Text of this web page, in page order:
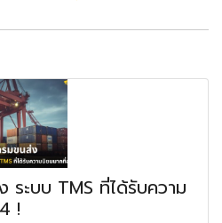
ระบบ TMS ที่ได้รับความ
!